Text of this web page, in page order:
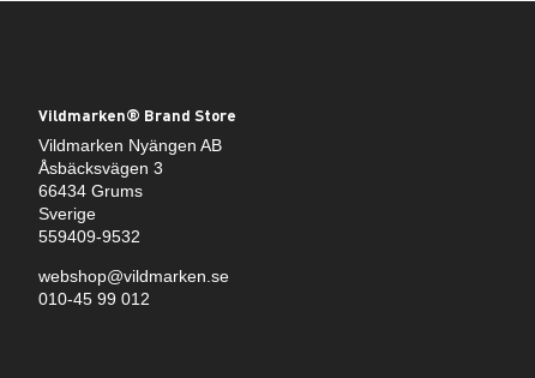
Vildmarken® Brand Store
Vildmarken Nyängen AB
Åsbäcksvägen 3
66434 Grums
Sverige
559409-9532
webshop@vildmarken.se
010-45 99 012